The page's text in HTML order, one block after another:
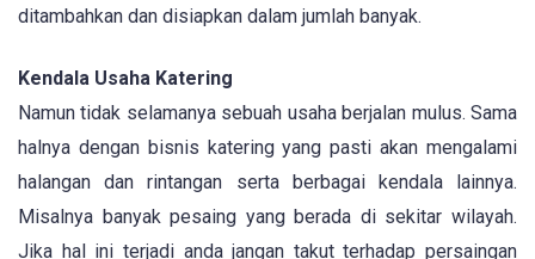
ditambahkan dan disiapkan dalam jumlah banyak.
Kendala Usaha Katering
Namun tidak selamanya sebuah usaha berjalan mulus. Sama
halnya dengan bisnis katering yang pasti akan mengalami
halangan dan rintangan serta berbagai kendala lainnya.
Misalnya banyak pesaing yang berada di sekitar wilayah.
Jika hal ini terjadi anda jangan takut terhadap persaingan